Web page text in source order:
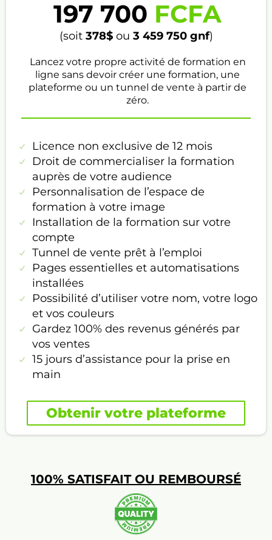
197 700 FCFA
(soit 378$ou 3 459 750 gnf)
Lancez votre propre activité de formation en
ligne sans devoir créer une formation, une
plateforme ou un tunnel de vente à partir de
zéro.
Licence non exclusive de 12 mois
Droit de commercialiser la formation
auprès de votre audience
Personnalisation de l’espace de
formation à votre image
Installation de la formation sur votre
compte
Tunnel de vente prêt à l’emploi
Pages essentielles et automatisations
installées
Possibilité d’utiliser votre nom, votre logo
et vos couleurs
Gardez 100% des revenus générés par
vos ventes
15 jours d’assistance pour la prise en
main
Obtenir votre plateforme
100% SATISFAIT OU REMBOURSÉ